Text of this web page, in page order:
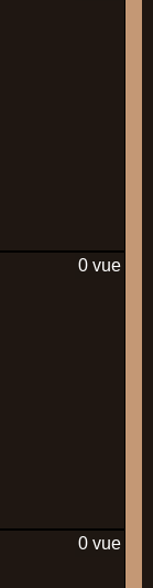
0 vue
0 vue